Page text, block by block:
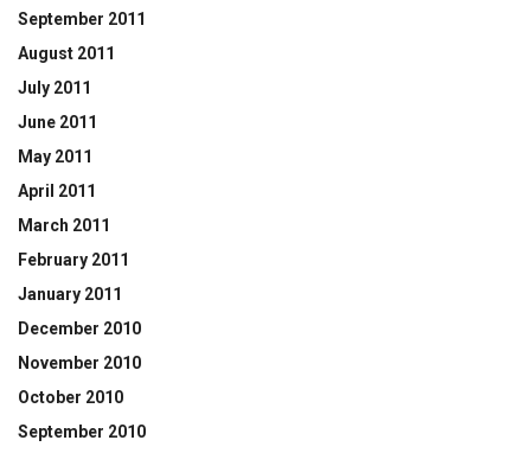
September 2011
August 2011
July 2011
June 2011
May 2011
April 2011
March 2011
February 2011
January 2011
December 2010
November 2010
October 2010
September 2010